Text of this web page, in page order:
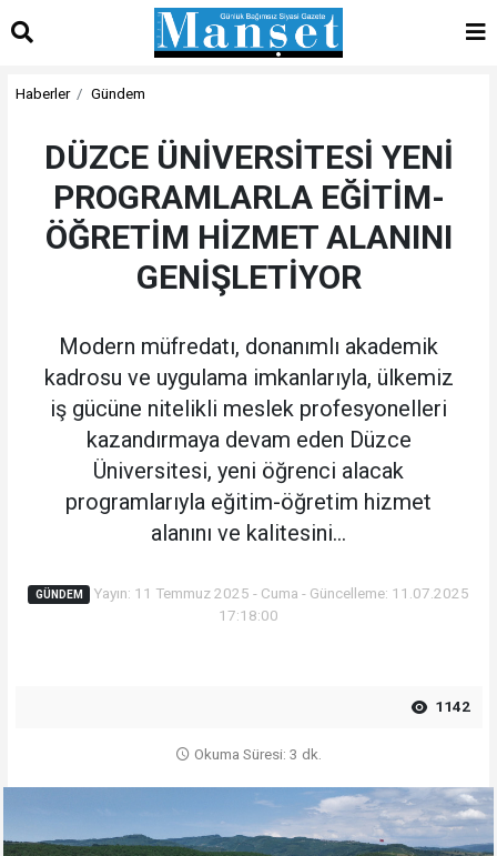
Haberler Gündem
DÜZCE ÜNİVERSİTESİ YENİ
PROGRAMLARLA EĞİTİM-
ÖĞRETİM HİZMET ALANINI
GENİŞLETİYOR
Modern müfredatı, donanımlı akademik
kadrosu ve uygulama imkanlarıyla, ülkemiz
iş gücüne nitelikli meslek profesyonelleri
kazandırmaya devam eden Düzce
Üniversitesi, yeni öğrenci alacak
programlarıyla eğitim-öğretim hizmet
alanını ve kalitesini...
GÜNDEM
Yayın: 11 Temmuz 2025 - Cuma - Güncelleme: 11.07.2025
17:18:00
1142
Okuma Süresi: 3 dk.